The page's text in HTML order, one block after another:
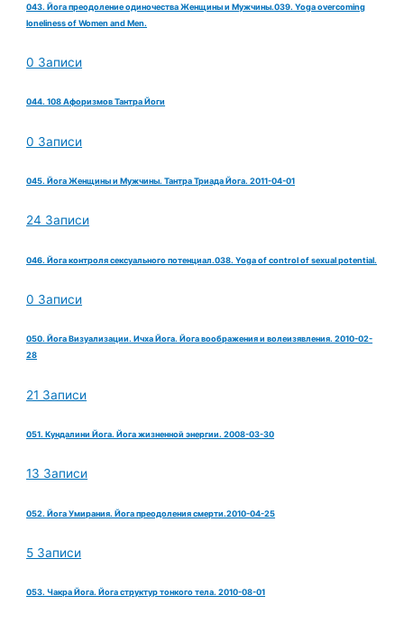
043. Йога преодоление одиночества Женщины и Мужчины.039. Yoga overcoming
loneliness of Women and Men.
0 Записи
044. 108 Афоризмов Тантра Йоги
0 Записи
045. Йога Женщины и Мужчины. Тантра Триада Йога. 2011-04-01
24 Записи
046. Йога контроля сексуального потенциал.038. Yoga of control of sexual potential.
0 Записи
050. Йога Визуализации. Ичха Йога. Йога воображения и волеизявления. 2010-02-
28
21 Записи
051. Кундалини Йога. Йога жизненной энергии. 2008-03-30
13 Записи
052. Йога Умирания. Йога преодоления смерти.2010-04-25
5 Записи
053. Чакра Йога. Йога структур тонкого тела. 2010-08-01